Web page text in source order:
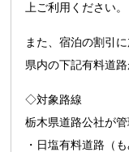
上ご利用ください。
また、宿泊の割引に
県内の下記有料道
◇対象路線
栃木県道路公社が
・日塩有料道路（